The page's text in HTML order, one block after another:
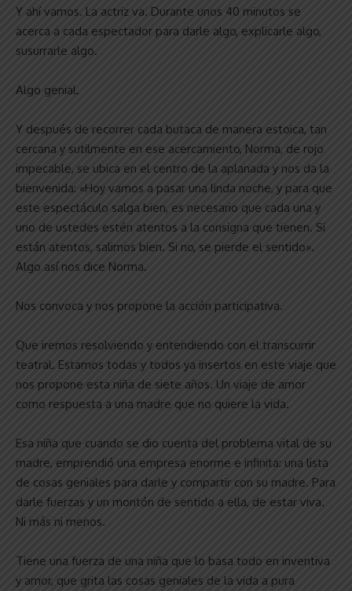
Y ahí vamos. La actriz va. Durante unos 40 minutos se
acerca a cada espectador para darle algo, explicarle algo,
susurrarle algo.
Algo genial.
Y después de recorrer cada butaca de manera estoica, tan
cercana y sutilmente en ese acercamiento, Norma, de rojo
impecable, se ubica en el centro de la aplanada y nos da la
bienvenida: «Hoy vamos a pasar una linda noche, y para que
este espectáculo salga bien, es necesario que cada una y
uno de ustedes estén atentos a la consigna que tienen. Si
están atentos, salimos bien. Si no, se pierde el sentido».
Algo así nos dice Norma.
Nos convoca y nos propone la acción participativa.
Que iremos resolviendo y entendiendo con el transcurrir
teatral. Estamos todas y todos ya insertos en este viaje que
nos propone esta niña de siete años. Un viaje de amor
como respuesta a una madre que no quiere la vida.
Esa niña que cuando se dio cuenta del problema vital de su
madre, emprendió una empresa enorme e infinita: una lista
de cosas geniales para darle y compartir con su madre. Para
darle fuerzas y un montón de sentido a ella, de estar viva.
Ni más ni menos.
Tiene una fuerza de una niña que lo basa todo en inventiva
y amor, que grita las cosas geniales de la vida a pura